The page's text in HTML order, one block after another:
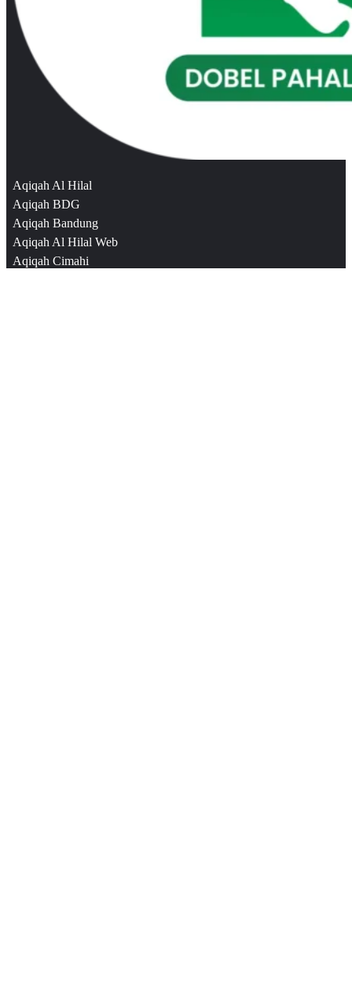
Aqiqah Al Hilal
Aqiqah BDG
Aqiqah Bandung
Aqiqah Al Hilal Web
Aqiqah Cimahi